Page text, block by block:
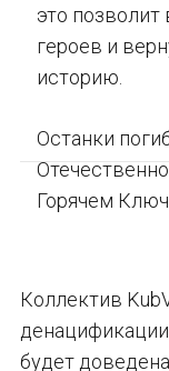
это
героев и
историю.
Останки
Горячем
Коллектив
будет